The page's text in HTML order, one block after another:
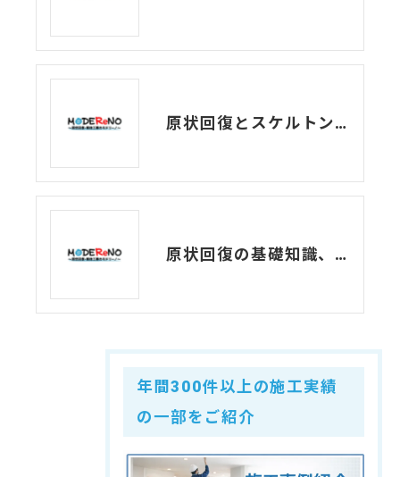
原状回復とスケルトン工事、両者の違いについて解説
原状回復の基礎知識、B工事とC工事の違いについて
年間300件以上の施工実績
の一部をご紹介